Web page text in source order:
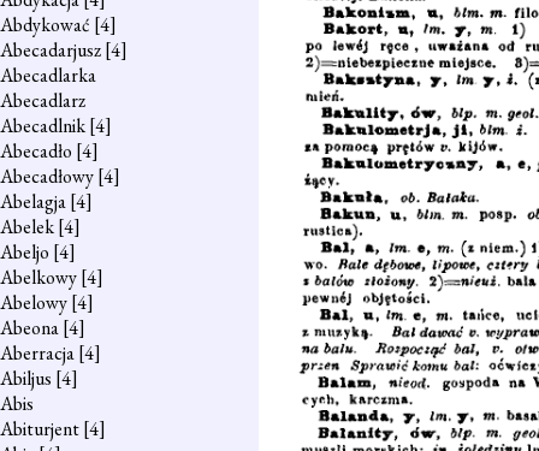
Abdykować [4]
Abecadarjusz[4]
Abecadlarka
Abecadlarz
Abecadlnik[4]
Abecadło [4]
Abecadłowy[4]
Abelagja[4]
Abelek[4]
Abeljo [4]
Abelkowy[4]
Abelowy[4]
Abeona[4]
Aberracja[4]
Abiljus [4]
Abis
Abiturjent[4]